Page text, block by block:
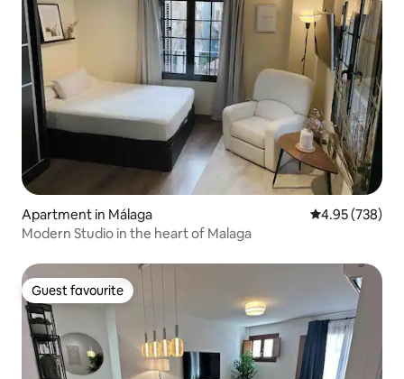
Apartment in Málaga 4.95 out of 5
4.95 (738)
Modern Studio in the heart of Malaga
Guest favourite
Guest favourite